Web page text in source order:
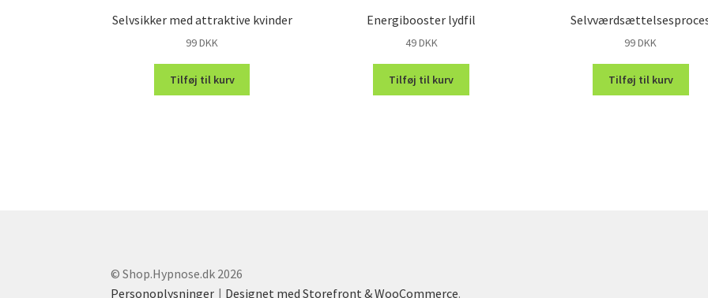
Selvsikker med attraktive kvinder
99DKK
Tilføj til kurv
Energibooster lydfil
49DKK
Tilføj til kurv
99DKK
Tilføj til kurv
© Shop.Hypnose.dk 2026
Personoplysninger
Designet med Storefront & WooCommerce.